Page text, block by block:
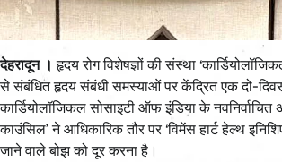
देहरादून । हृदय रोग विशेषज्ञों की संस्था
से संबंधित हृदय संबंधी समस्याओं पर केंद्रित एक दो-
कार्डियोलॉजिकल सोसाइटी ऑफ इंडिया के
काउंसिल’ ने आधिकारिक तौर पर ‘विमेंस हार्ट हेल्थ
जाने वाले बोझ को दूर करना है।